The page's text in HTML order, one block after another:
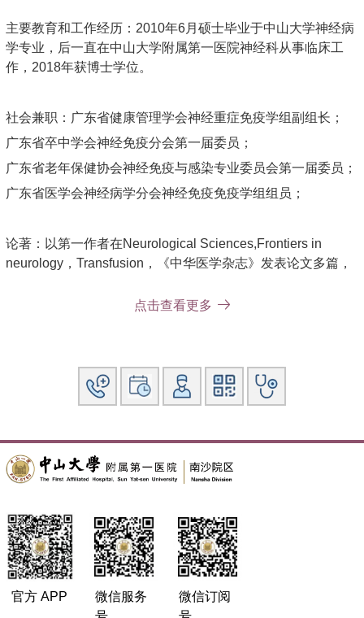
主要教育和工作经历：2010年6月硕士毕业于中山大学神经病
学专业，后一直在中山大学附属第一医院神经科从事临床工
作，2018年获博士学位。
社会兼职：广东省健康管理学会神经重症免疫学组副组长；
广东省卒中学会神经免疫分会第一届委员；
广东省老年保健协会神经免疫与感染专业委员会第一届委员；
广东省医学会神经病学分会神经免疫免疫学组组员；
论著：以第一作者在Neurological Sciences,Frontiers in
neurology，Transfusion，《中华医学杂志》发表论文多篇，
妇”临床医学优秀中青年教师奖-优秀临床带教教师奖；中山一
院青年教师授课大赛第一名；中山一院本科教育先进工作者；
点击查看更多
官方 APP
微信服务
微信订阅